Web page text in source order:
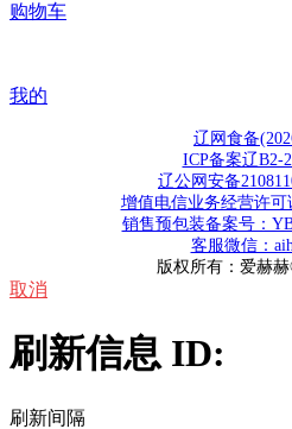
购物车
我的
辽网食备
ICP备案辽B2-
辽公网安备
增值电信业务经营许可
销售预包装备案号：
客服微信：
版权所有：爱赫
取消
刷新信息 ID:
刷新间隔